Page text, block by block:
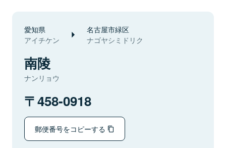
愛知県
アイチケン
名古屋市緑区
ナゴヤシミドリク
南陵
ナンリョウ
458-0918
郵便番号をコピーする